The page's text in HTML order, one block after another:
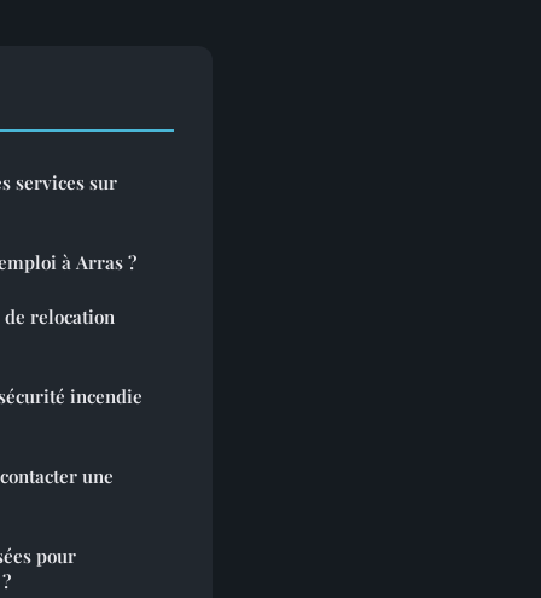
services sur
à Arras ?
de relocation
incendie
une
pour